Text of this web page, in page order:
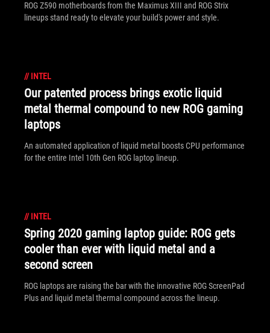
ROG Z590 motherboards from the Maximus XIII and ROG Strix
lineups stand ready to elevate your build's power and style.
// INTEL
Our patented process brings exotic liquid
metal thermal compound to new ROG gaming
laptops
An automated application of liquid metal boosts CPU performance
for the entire Intel 10th Gen ROG laptop lineup.
// INTEL
Spring 2020 gaming laptop guide: ROG gets
cooler than ever with liquid metal and a
second screen
ROG laptops are raising the bar with the innovative ROG ScreenPad
Plus and liquid metal thermal compound across the lineup.